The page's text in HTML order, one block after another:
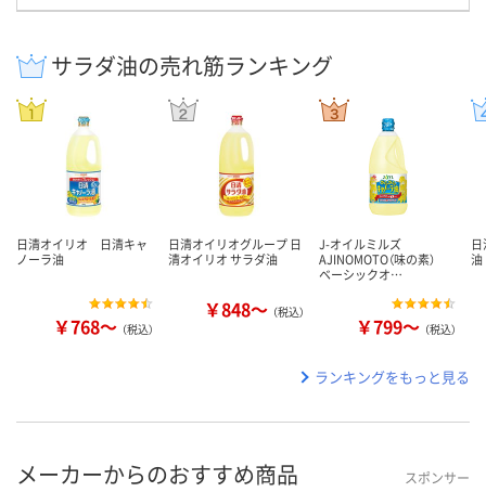
サラダ油の売れ筋ランキング
日清オイリオ 日清キャ
ノーラ油
￥768～ （税込）
日清オイリオグループ 日
清オイリオ サラダ油
￥848～ （税込）
J-オイルミルズ
AJINOMOTO（味の素）
ベーシックオ…
￥799～ （税込）
油
ランキングをもっと見る
メーカーからのおすすめ商品 スポンサー